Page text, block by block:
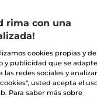
rima con una
cookies propias y de
y publicidad que se
redes sociales y
usted acepta el
Para saber más sobre